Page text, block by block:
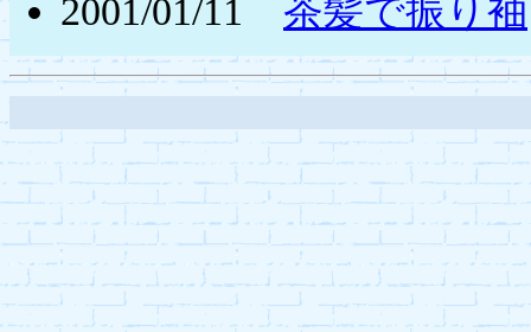
2001/01/11 茶髪で振り袖